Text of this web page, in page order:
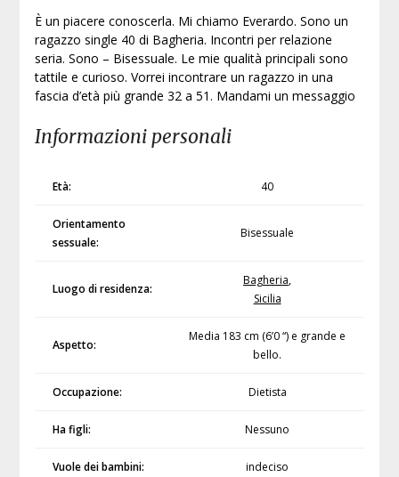
È un piacere conoscerla. Mi chiamo Everardo. Sono un
ragazzo single 40 di Bagheria. Incontri per relazione
seria. Sono – Bisessuale. Le mie qualità principali sono
tattile e curioso. Vorrei incontrare un ragazzo in una
fascia d’età più grande 32 a 51. Mandami un messaggio
Informazioni personali
Età: 40
Orientamento
sessuale:
Bisessuale
Luogo di residenza:
Bagheria,
Sicilia
Aspetto:
Media 183 cm (6’0 “) e grande e
bello.
Occupazione: Dietista
Ha figli: Nessuno
Vuole dei bambini: indeciso